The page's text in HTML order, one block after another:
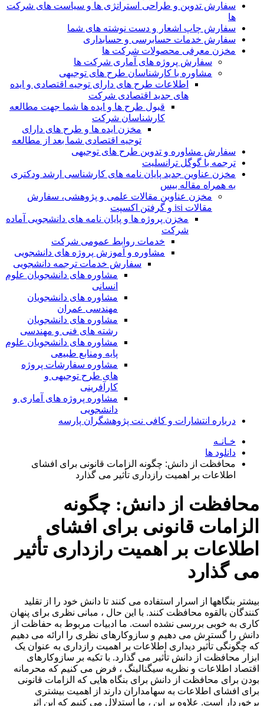
سفارش تدوین و طراحی استراتژی ها و سیاست های شرکت
ها
سفارش چاپ اشعار و دست نوشته های شما
سفارش خدمات حسابرسی و حسابداری
مخزن معرفی محصولات شرکت ها
سفارش پروژه های آماری شرکت ها
مشاوره با کارشناسان طرح های توجیهی
اطلاعات طرح های دارای توجیه اقتصادی و ایده
های جدید اقتصادی شرکت
قبول طرح ها و ایده ها شما جهت مطالعه
کارشناسان شرکت
مخزن ایده ها و طرح های دارای
توجیه اقتصادی شما بعد از مطالعه
سفارش مشاوره و تدوین طرح های توجیهی
ترجمه با گوگل ترانسلیت
مخزن عناوین جدید پایان نامه های کارشناسی ارشد ودکتری
به همراه مقاله بیس
مخزن عناوین مقالات علمی و پژوهشی، سفارش
مقالات isi و گرفتن اکسپت
مخزن پروژه ها و پایان نامه های دانشجویی آماده
شرکت
خدمات روابط عمومی شرکت
مشاوره و آموزش پروژه های دانشجویی
سفارش خدمات ترجمه دانشجویی
مشاوره های دانشجویان علوم
انسانی
مشاوره های دانشجویان
مهندسی عمران
مشاوره های دانشجویان
رشته های فنی و مهندسی
مشاوره های دانشجویان علوم
پایه ومنابع طبیعی
مشاوره سفارشات پروژه
های طرح توجیهی و
کارآفرینی
مشاوره پروژه های آماری و
دانشجویی
درباره انتشارات و کافی نت پژوهشگران پارسه
خـانـه
دانلود ها
محافظت از دانش: چگونه الزامات قانونی برای افشای
اطلاعات بر اهمیت رازداری تأثیر می گذارد
محافظت از دانش: چگونه
الزامات قانونی برای افشای
اطلاعات بر اهمیت رازداری تأثیر
می گذارد
بیشتر بنگاهها از اسرار استفاده می کنند تا دانش خود را از تقلید
کنندگان بالقوه محافظت کنند. با این حال ، مبانی نظری برای پنهان
کاری به خوبی بررسی نشده است. ما ادبیات مربوط به حفاظت از
دانش را گسترش می دهیم و سازوکارهای نظری را ارائه می دهیم
که چگونگی تأثیر دیداری اطلاعات بر اهمیت رازداری به عنوان یک
ابزار محافظت از دانش تأثیر می گذارد. با تکیه بر سازوکارهای
اقتصاد اطلاعات و نظریه سیگنالینگ ، فرض می کنیم که محرمانه
بودن برای محافظت از دانش برای بنگاه هایی که الزامات قانونی
برای افشای اطلاعات به سهامداران دارند از اهمیت بیشتری
برخوردار است. علاوه بر این ، ما استدلال می کنیم که این اثر